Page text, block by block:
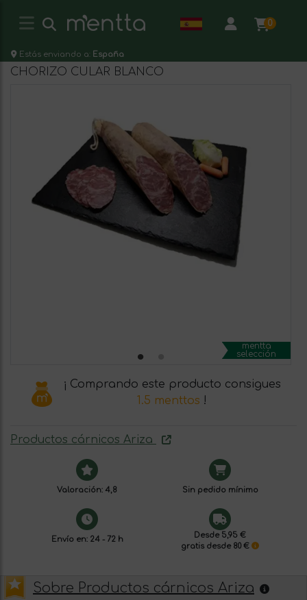
0
Estás enviando a: España
CHORIZO CULAR BLANCO
mentta
selección
¡ Comprando este producto consigues
1.5 menttos !
Productos cárnicos Ariza
Valoración: 4,8 Sin pedido mínimo
Envío en: 24 - 72 h
Desde 5,95 €
gratis desde 80 €
Sobre Productos cárnicos Ariza